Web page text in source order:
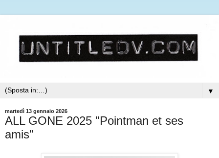
▼
martedì 13 gennaio 2026
ALL GONE 2025 "Pointman et ses
amis"